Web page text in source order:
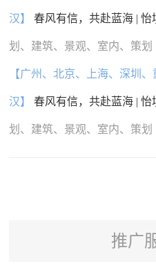
汉】 春风有信，共赴蓝海 |
划、建筑、景观、室内、策划
【广州、北京、上海、深圳
汉】 春风有信，共赴蓝海 |
划、建筑、景观、室内、策划
推广